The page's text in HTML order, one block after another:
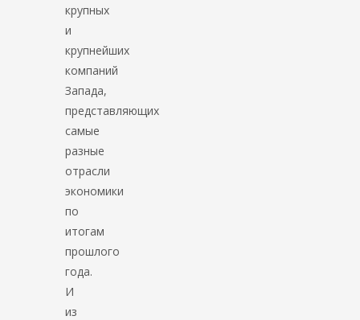
крупных
и
крупнейших
компаний
Запада,
представляющих
самые
разные
отрасли
экономики
по
итогам
прошлого
года.
И
из